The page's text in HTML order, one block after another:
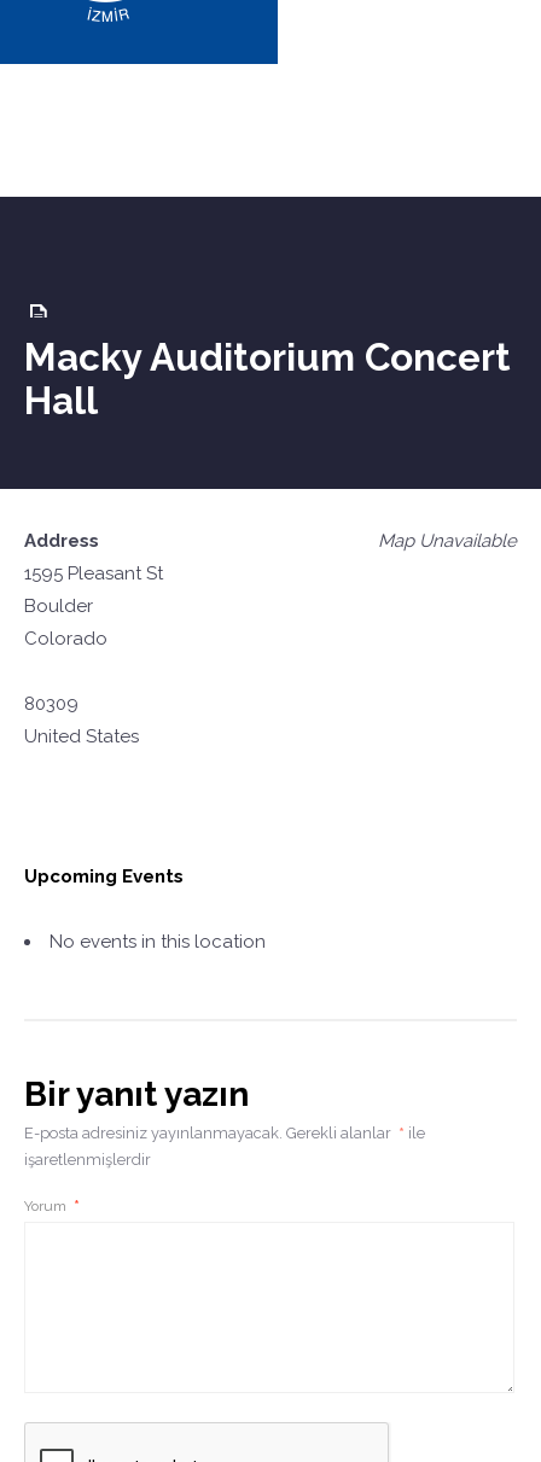
Macky Auditorium Concert
Hall
Map Unavailable
Address
1595 Pleasant St
Boulder
Colorado
80309
United States
Upcoming Events
No events in this location
Bir yanıt yazın
E-posta adresiniz yayınlanmayacak. Gerekli alanlar * ile
işaretlenmişlerdir
Yorum *